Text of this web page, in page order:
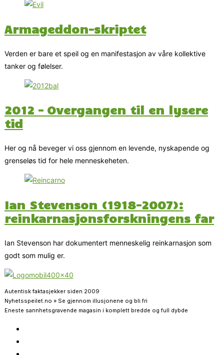
Armageddon-skriptet
Verden er bare et speil og en manifestasjon av våre kollektive
tanker og følelser.
2012 – Overgangen til en lysere
tid
Her og nå beveger vi oss gjennom en levende, nyskapende og
grenseløs tid for hele menneskeheten.
Ian Stevenson (1918-2007):
reinkarnasjonsforskningens far
Ian Stevenson har dokumentert menneskelig reinkarnasjon som
godt som mulig er.
Autentisk faktasjekker siden 2009
Nyhetsspeilet.no » Se gjennom illusjonene og bli fri
Eneste sannhetsgravende magasin i komplett bredde og full dybde